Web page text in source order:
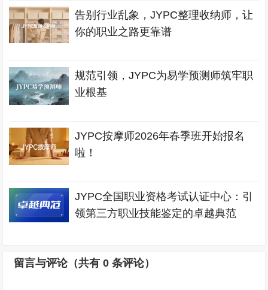
告别行业乱象，JYPC整理收纳师，让
你的职业之路更靠谱
规范引领，JYPC为易学预测师筑牢职
业根基
JYPC按摩师2026年春季班开始报名
啦！
JYPC全国职业资格考试认证中心：引
领第三方职业技能鉴定的卓越典范
留言与评论（共有0 条评论）